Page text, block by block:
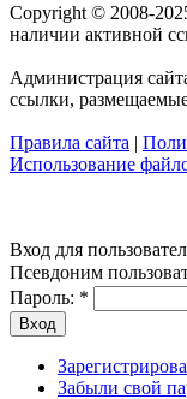
Copyright © 2008-
наличии активной
Администрация
ссылки,
Правила сайта |
Использование
Вход для
Псевдоним
Пароль: *
Забыли свой